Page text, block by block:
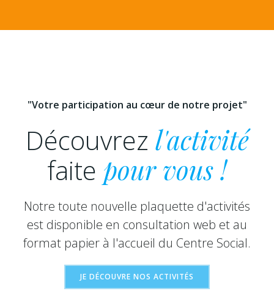
"Votre participation au cœur de notre projet"
Découvrez l'activité
faite pour vous !
Notre toute nouvelle plaquette d'activités
est disponible en consultation web et au
format papier à l'accueil du Centre Social.
JE DÉCOUVRE NOS ACTIVITÉS